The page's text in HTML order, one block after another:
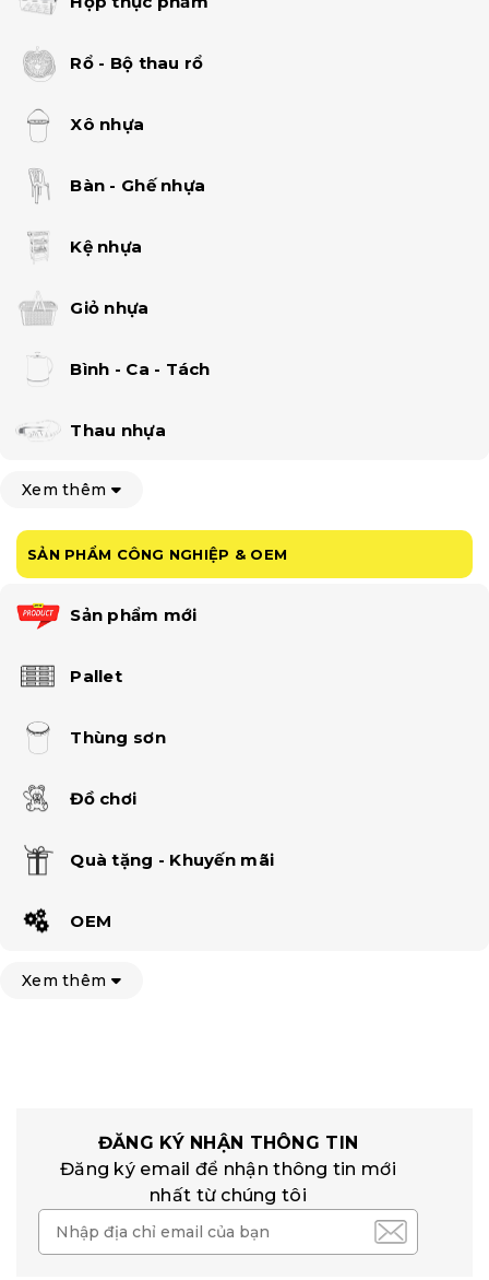
Rổ - Bộ thau rổ
Xô nhựa
Bàn - Ghế nhựa
Kệ nhựa
Giỏ nhựa
Bình - Ca - Tách
Thau nhựa
Xem thêm
SẢN PHẨM CÔNG NGHIỆP & OEM
Sản phẩm mới
Pallet
Thùng sơn
Đồ chơi
Quà tặng - Khuyến mãi
OEM
Xem thêm
ĐĂNG KÝ NHẬN THÔNG TIN
Đăng ký email để nhận thông tin mới
nhất từ chúng tôi